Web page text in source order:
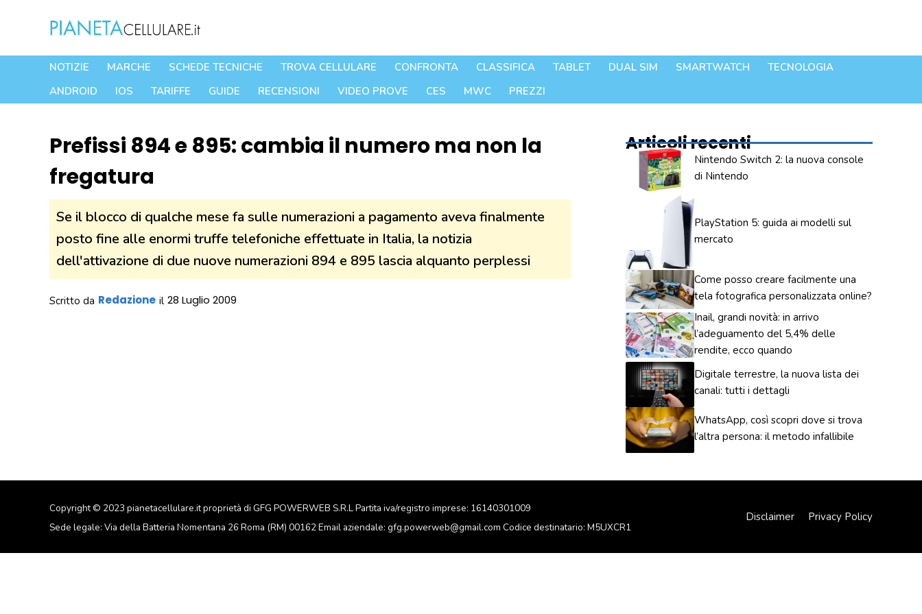
contenuto
NOTIZIE MARCHE SCHEDE TECNICHE TROVA CELLULARE CONFRONTA CLASSIFICA TABLET DUAL SIM SMARTWATCH
TECNOLOGIA
ANDROID
IOS TARIFFE GUIDE RECENSIONI VIDEO PROVE CES MWC PREZZI
Prefissi 894 e 895: cambia il numero ma non la
fregatura
Se il blocco di qualche mese fa sulle numerazioni a pagamento aveva finalmente
posto fine alle enormi truffe telefoniche effettuate in Italia, la notizia
dell'attivazione di due nuove numerazioni 894 e 895 lascia alquanto perplessi
Scritto da Redazione il 28 Luglio 2009
Articoli recenti
Nintendo Switch 2: la nuova console
di Nintendo
PlayStation 5: guida ai modelli sul
mercato
Come posso creare facilmente una
tela fotografica personalizzata online?
Inail, grandi novità: in arrivo
l’adeguamento del 5,4% delle
rendite, ecco quando
Digitale terrestre, la nuova lista dei
canali: tutti i dettagli
WhatsApp, così scopri dove si trova
l’altra persona: il metodo infallibile
Copyright © 2023 pianetacellulare.it proprietà di GFG POWERWEB S.R.L Partita iva/registro imprese: 16140301009
Sede legale: Via della Batteria Nomentana 26 Roma (RM) 00162 Email aziendale: gfg.powerweb@gmail.com Codice destinatario: M5UXCR1
Disclaimer Privacy Policy